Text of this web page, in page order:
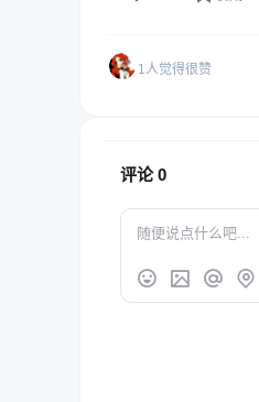
1人觉得很赞
评论0